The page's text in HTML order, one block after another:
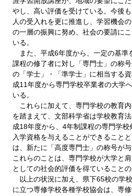
やし、高い評価を受けている。今後
人の受入れを更に推進し、学習機会
の一層の振興に努め、社会の要請に
いる。
また、平成6年度から、一定の基準
課程の修了者に対し「専門士」の称
の「学士」・「準学士」に相当する
成11年度から専門学校卒業者の大学
いる。
これらに加えて、専門学校の教育
を踏まえて、文部科学省は学校教育
成18年度から、4年制課程の専門学
入学資格を与えることができること
は、新たに「高度専門士」の称号が
これらのことは、専門学校が大学と
としての社会的評価を得ていることの
以上の状況に加え、県下65校の学
に立つ専修学校各種学校協会は、専